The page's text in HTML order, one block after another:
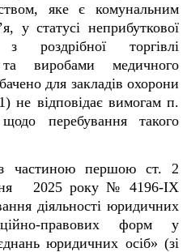
яке є комунальним
у статусі неприбуткової
з роздрібної торгівлі
виробами медичного
для закладів охорони
не відповідає вимогам п.
перебування такого
частиною першою ст. 2
2025 року № 4196-IX
діяльності юридичних
правових форм у
юридичних осіб» (зі